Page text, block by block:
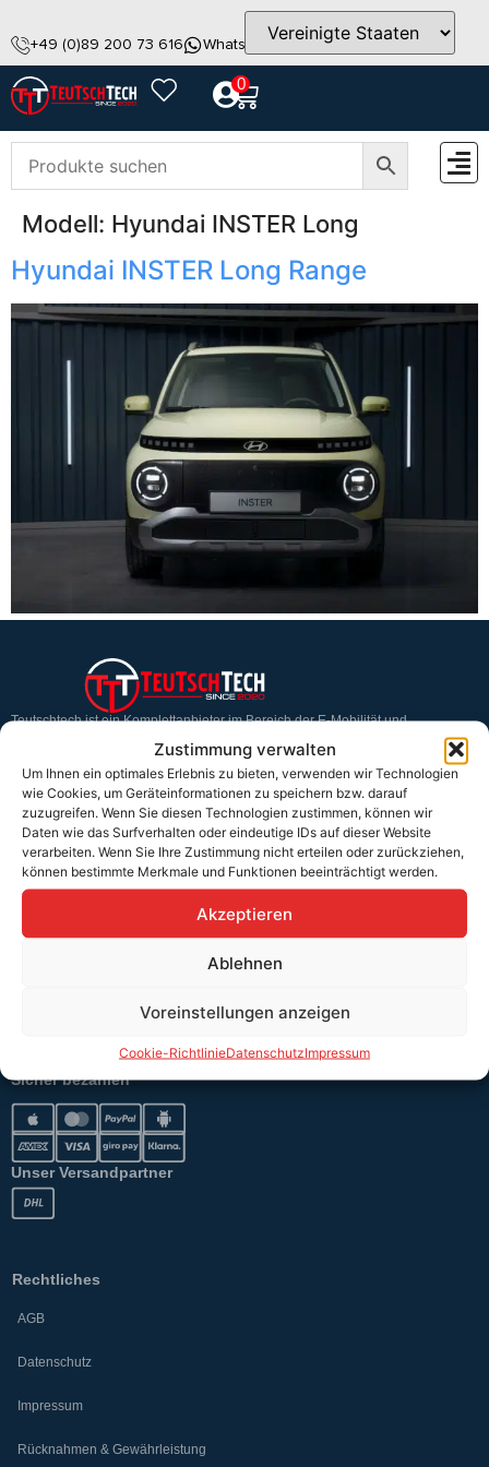
Zustimmung verwalten
Um Ihnen ein optimales Erlebnis zu bieten, verwenden wir Technologien
wie Cookies, um Geräteinformationen zu speichern bzw. darauf
zuzugreifen. Wenn Sie diesen Technologien zustimmen, können wir
Daten wie das Surfverhalten oder eindeutige IDs auf dieser Website
verarbeiten. Wenn Sie Ihre Zustimmung nicht erteilen oder zurückziehen,
können bestimmte Merkmale und Funktionen beeinträchtigt werden.
Akzeptieren
Ablehnen
Voreinstellungen anzeigen
Cookie-RichtlinieDatenschutzImpressum
+49 (0)89 200 73 616 WhatsApp info@teutschtech.com
0
Modell: Hyundai INSTER Long
Hyundai INSTER Long Range
Teutschtech ist ein Komplettanbieter im Bereich der E-Mobilität und
erneuerbaren Energien. Auf unserer Homepage findest du eine ausführliche
Übersicht über unsere Produkte und Dienstleistungen.
Service & Hilfe
Kontakt
Widerrufsbelehrung
Rücknahmen & Gewährleistung
Sicher bezahlen
Unser Versandpartner
Rechtliches
AGB
Datenschutz
Impressum
Rücknahmen & Gewährleistung